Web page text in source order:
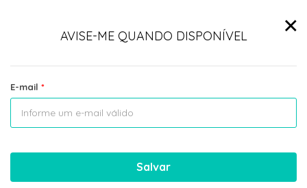
×
AVISE-ME QUANDO DISPONÍVEL
E-mail
Salvar